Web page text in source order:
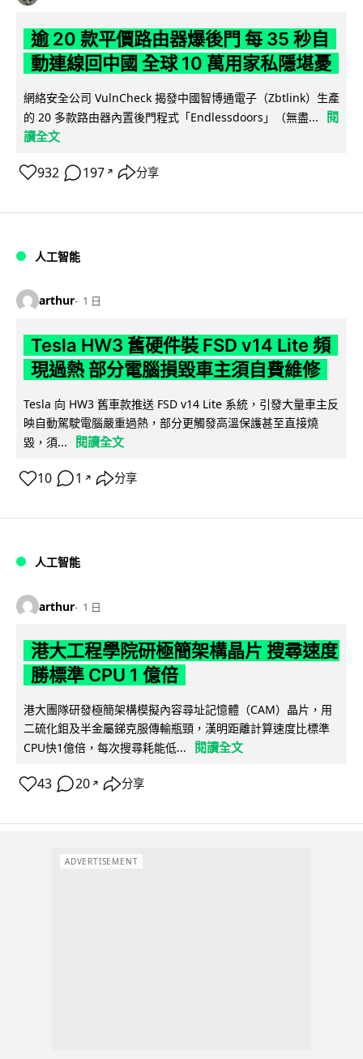
逾 20 款平價路由器爆後門 每 35 秒自
動連線回中國 全球 10 萬用家私隱堪憂
網絡安全公司 VulnCheck 揭發中國智博通電子（Zbtlink）生產
的 20 多款路由器內置後門程式「Endlessdoors」（無盡...
閱
讀全文
932 197 ↗ 分享
人工智能
arthur 1 日
Tesla HW3 舊硬件裝 FSD v14 Lite 頻
現過熱 部分電腦損毀車主須自費維修
Tesla 向 HW3 舊車款推送 FSD v14 Lite 系統，引發大量車主反
映自動駕駛電腦嚴重過熱，部分更觸發高溫保護甚至直接燒
毀，須...
閱讀全文
10 1 ↗ 分享
人工智能
arthur 1 日
港大工程學院研極簡架構晶片 搜尋速度
勝標準 CPU 1 億倍
港大團隊研發極簡架構模擬內容尋址記憶體（CAM）晶片，用
二硫化鉬及半金屬銻克服傳輸瓶頸，漢明距離計算速度比標準
CPU快1億倍，每次搜尋耗能低...
閱讀全文
43 20 ↗ 分享
ADVERTISEMENT